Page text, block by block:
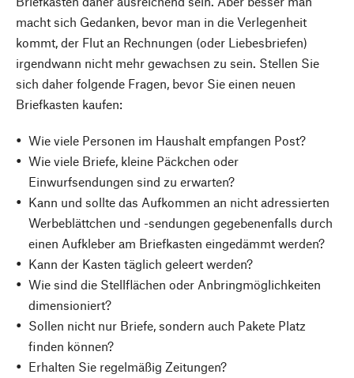
macht sich Gedanken, bevor man in die Verlegenheit
kommt, der Flut an Rechnungen (oder Liebesbriefen)
irgendwann nicht mehr gewachsen zu sein. Stellen Sie
sich daher folgende Fragen, bevor Sie einen neuen
Briefkasten kaufen:
Wie viele Personen im Haushalt empfangen Post?
Wie viele Briefe, kleine Päckchen oder
Einwurfsendungen sind zu erwarten?
Kann und sollte das Aufkommen an nicht adressierten
Werbeblättchen und -sendungen gegebenenfalls durch
einen Aufkleber am Briefkasten eingedämmt werden?
Kann der Kasten täglich geleert werden?
Wie sind die Stellflächen oder Anbringmöglichkeiten
dimensioniert?
Sollen nicht nur Briefe, sondern auch Pakete Platz
finden können?
Erhalten Sie regelmäßig Zeitungen?